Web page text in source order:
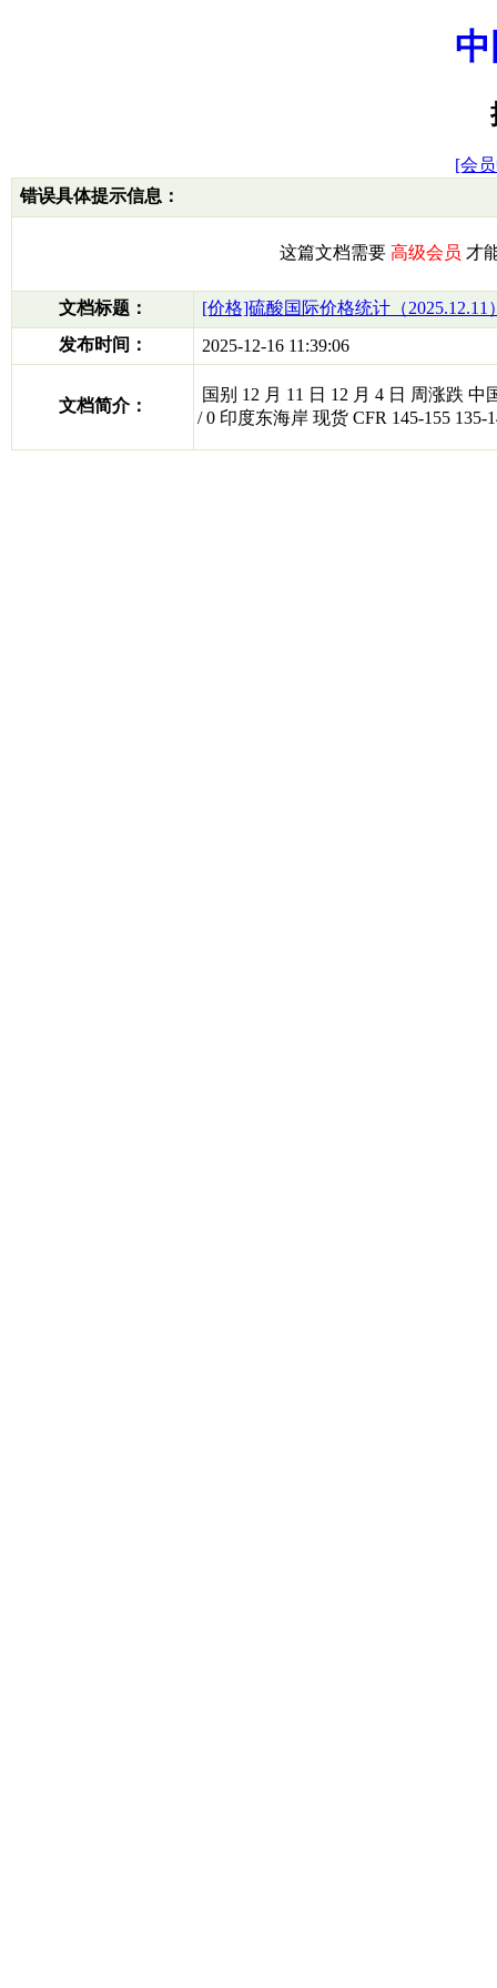
[会
错误具体提示信息：
这篇文档需要 高级会员 才
文档标题：
[价格]硫酸国际价格统计（2025.12.11
发布时间：
2025-12-16 11:39:06
文档简介：
国别 12 月 11 日 12 月 4 日 周涨跌 中
/ 0 印度东海岸 现货 CFR 145-155 135-